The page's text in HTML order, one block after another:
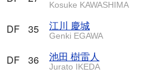
Kosuke KAWASHIMA
DF 35 江川 慶城
Genki EGAWA
DF 36 池田 樹雷人
Jurato IKEDA